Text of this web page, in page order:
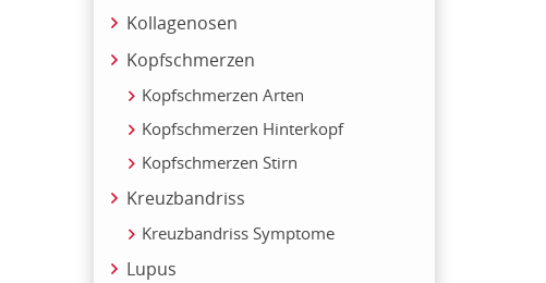
Kollagenosen
Kopfschmerzen
Kopfschmerzen Arten
Kopfschmerzen Hinterkopf
Kopfschmerzen Stirn
Kreuzbandriss
Kreuzbandriss Symptome
Lupus